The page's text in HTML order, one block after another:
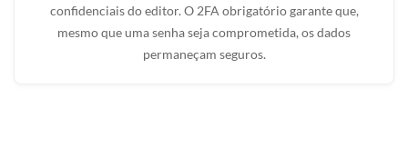
confidenciais do editor. O 2FA obrigatório garante que,
mesmo que uma senha seja comprometida, os dados
permaneçam seguros.